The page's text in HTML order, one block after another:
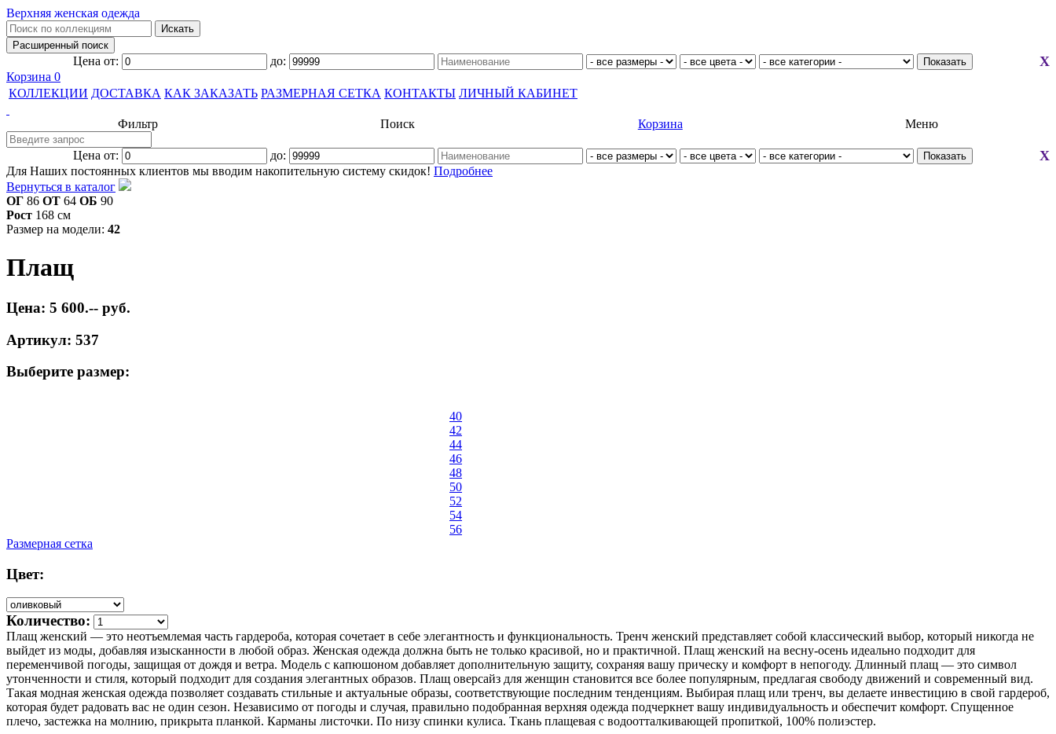
Верхняя женская одежда
Цена от: до: X
Корзина 0
КОЛЛЕКЦИИ ДОСТАВКА КАК ЗАКАЗАТЬ РАЗМЕРНАЯ СЕТКА КОНТАКТЫ ЛИЧНЫЙ КАБИНЕТ
Меню
Корзина
Поиск
Фильтр
Цена от: до: X
Для Наших постоянных клиентов мы вводим накопительную систему скидок! Подробнее
Вернуться в каталог
ОГ 86 ОТ 64 ОБ 90
Рост 168 см
Размер на модели: 42
Плащ
Цена: 5 600.-- руб.
Артикул: 537
Выберите размер:
40
42
44
46
48
50
52
54
56
Размерная сетка
Цвет:
Количество:
Плащ женский — это неотъемлемая часть гардероба, которая сочетает в себе элегантность и функциональность. Тренч женский представляет собой классический выбор, который никогда не
выйдет из моды, добавляя изысканности в любой образ. Женская одежда должна быть не только красивой, но и практичной. Плащ женский на весну-осень идеально подходит для
переменчивой погоды, защищая от дождя и ветра. Модель с капюшоном добавляет дополнительную защиту, сохраняя вашу прическу и комфорт в непогоду. Длинный плащ — это символ
утонченности и стиля, который подходит для создания элегантных образов. Плащ оверсайз для женщин становится все более популярным, предлагая свободу движений и современный вид.
Такая модная женская одежда позволяет создавать стильные и актуальные образы, соответствующие последним тенденциям. Выбирая плащ или тренч, вы делаете инвестицию в свой гардероб,
которая будет радовать вас не один сезон. Независимо от погоды и случая, правильно подобранная верхняя одежда подчеркнет вашу индивидуальность и обеспечит комфорт. Спущенное
плечо, застежка на молнию, прикрыта планкой. Карманы листочки. По низу спинки кулиса. Ткань плащевая с водоотталкивающей пропиткой, 100% полиэстер.